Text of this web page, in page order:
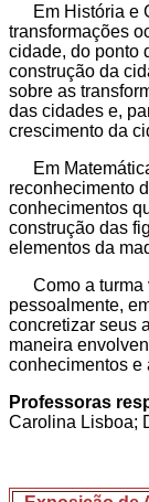
Em História e
transformações
cidade, do ponto
construção da
sobre as
das cidades e,
crescimento da
Em
reconhecimento
conhecimentos
construção das
elementos da
Como a
pessoalmente,
concretizar seus
maneira
conhecimentos e
Professoras
Carolina Lisboa;